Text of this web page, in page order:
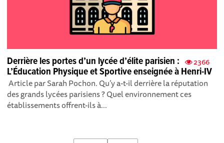
2366
Derrière les portes d’un lycée d’élite parisien :
L’Éducation Physique et Sportive enseignée à Henri-IV
Article par Sarah Pochon. Qu’y a-t-il derrière la réputation
des grands lycées parisiens ? Quel environnement ces
établissements offrent-ils à...